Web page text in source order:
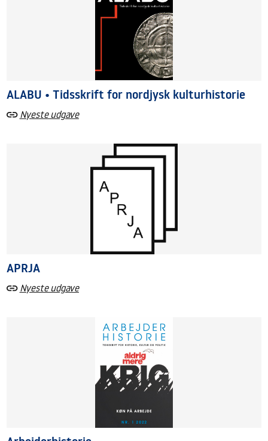
ALABU • Tidsskrift for nordjysk kulturhistorie
Nyeste udgave
APRJA
Nyeste udgave